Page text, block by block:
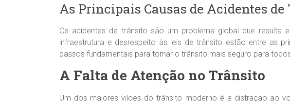
As Principais Causas de Acidentes
Os acidentes de trânsito são um problema global que
infraestrutura e desrespeito às leis de trânsito estão entre as
passos fundamentais para tornar o trânsito mais seguro para
A Falta de Atenção no Trânsito
Um dos maiores vilões do trânsito moderno é a distração ao